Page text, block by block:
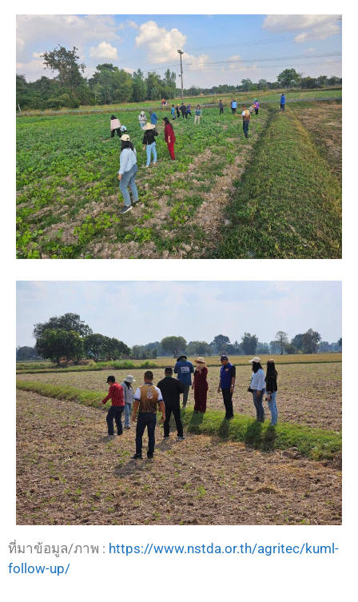
ที่มาข้อมูล/ภาพ : https://www.nstda.or.th/agritec/kuml-
follow-up/